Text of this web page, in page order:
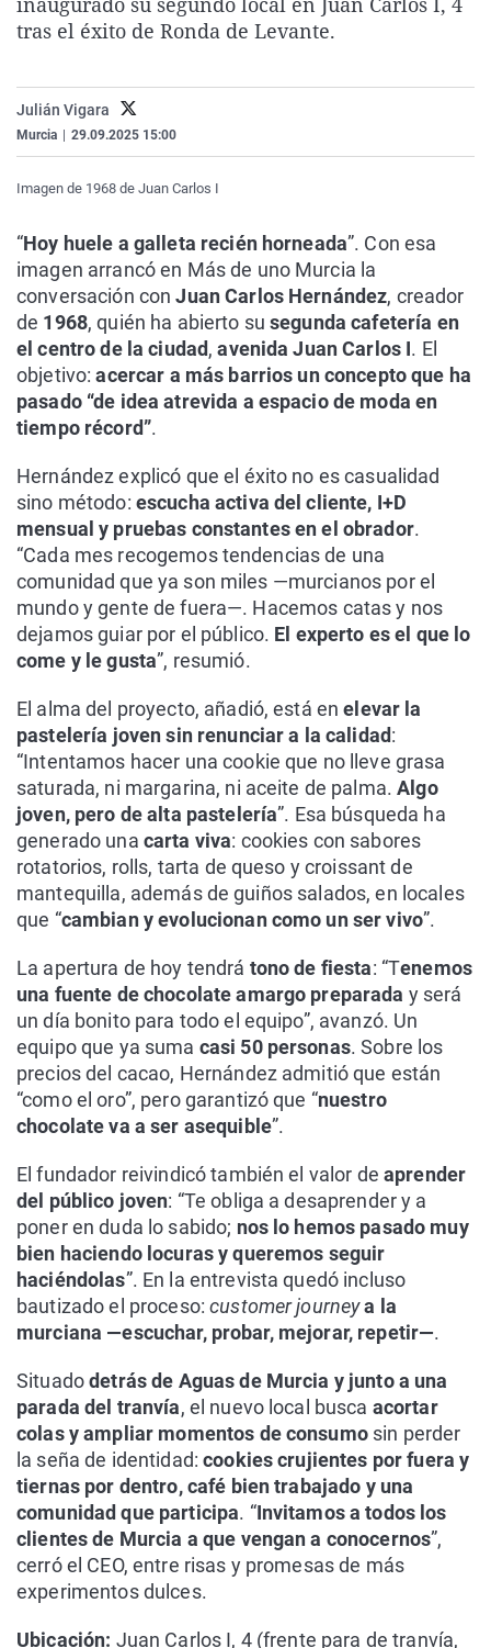
La rosa de los vientos
Como el perro y el
Caso
Equipo de
Extremadura
La Rioja
Virales
Elecciones
tras el éxito de Ronda de Levante.
Julián Vigara
Murcia 29.09.2025 15:00
Imagen de 1968 de Juan Carlos I
“Hoy huele a galleta recién horneada”. Con esa
imagen arrancó en Más de uno Murcia la
conversación conJuan Carlos Hernández, creador
de 1968, quién ha abierto susegunda cafetería en
el centro de la ciudad,avenida Juan Carlos I. El
objetivo:acercar a más barrios un concepto que ha
pasado “de idea atrevida a espacio de moda en
tiempo récord”.
Hernández explicó que el éxito no es casualidad
sino método: escucha activa del cliente, I+D
mensual y pruebas constantes en el obrador.
“Cada mes recogemos tendencias de una
comunidad que ya son miles —murcianos por el
mundo y gente de fuera—. Hacemos catas y nos
dejamos guiar por el público. El experto es el que lo
come y le gusta”, resumió.
El alma del proyecto, añadió, está enelevar la
pastelería joven sin renunciar a la calidad:
“Intentamos hacer una cookie que no lleve grasa
saturada, ni margarina, ni aceite de palma.Algo
joven, pero de alta pastelería”. Esa búsqueda ha
generado una carta viva: cookies con sabores
rotatorios, rolls, tarta de queso y croissant de
mantequilla, además de guiños salados, en locales
que “cambian y evolucionan como un ser vivo”.
La apertura de hoy tendrá tono de fiesta: “Tenemos
una fuente de chocolate amargo preparada y será
un día bonito para todo el equipo”, avanzó. Un
equipo que ya suma casi 50 personas. Sobre los
precios del cacao, Hernández admitió que están
“como el oro”, pero garantizó que “nuestro
chocolate va a ser asequible”.
El fundador reivindicó también el valor deaprender
del público joven: “Te obliga a desaprender y a
poner en duda lo sabido; nos lo hemos pasado muy
bien haciendo locuras y queremos seguir
haciéndolas”. En la entrevista quedó incluso
bautizado el proceso:customer journeya la
murciana —escuchar, probar, mejorar, repetir—.
Situadodetrás de Aguas de Murcia y junto a una
parada del tranvía, el nuevo local busca acortar
colas y ampliar momentos de consumosin perder
la seña de identidad:cookies crujientes por fuera y
tiernas por dentro, café bien trabajado y una
comunidad que participa. “Invitamos a todos los
clientes de Murcia a que vengan a conocernos”,
cerró el CEO, entre risas y promesas de más
experimentos dulces.
Ubicación: Juan Carlos I, 4 (frente para de tranvía,